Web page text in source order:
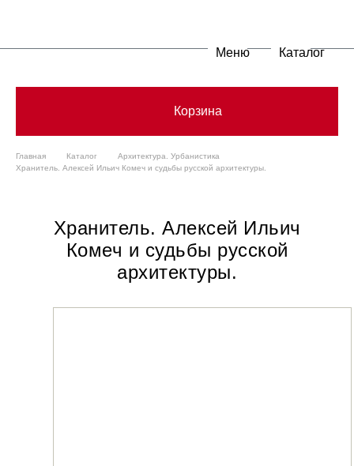
Меню Каталог
Корзина
Главная Каталог
Архитектура. Урбанистика
Хранитель. Алексей Ильич Комеч и судьбы русской архитектуры.
Хранитель. Алексей Ильич
Комеч и судьбы русской
архитектуры.